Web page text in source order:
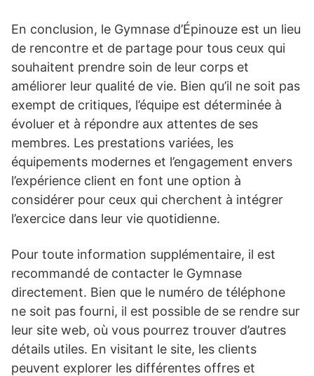
En conclusion, le Gymnase d’Épinouze est un lieu
de rencontre et de partage pour tous ceux qui
souhaitent prendre soin de leur corps et
améliorer leur qualité de vie. Bien qu’il ne soit pas
exempt de critiques, l’équipe est déterminée à
évoluer et à répondre aux attentes de ses
membres. Les prestations variées, les
équipements modernes et l’engagement envers
l’expérience client en font une option à
considérer pour ceux qui cherchent à intégrer
l’exercice dans leur vie quotidienne.
Pour toute information supplémentaire, il est
recommandé de contacter le Gymnase
directement. Bien que le numéro de téléphone
ne soit pas fourni, il est possible de se rendre sur
leur site web, où vous pourrez trouver d’autres
détails utiles. En visitant le site, les clients
peuvent explorer les différentes offres et